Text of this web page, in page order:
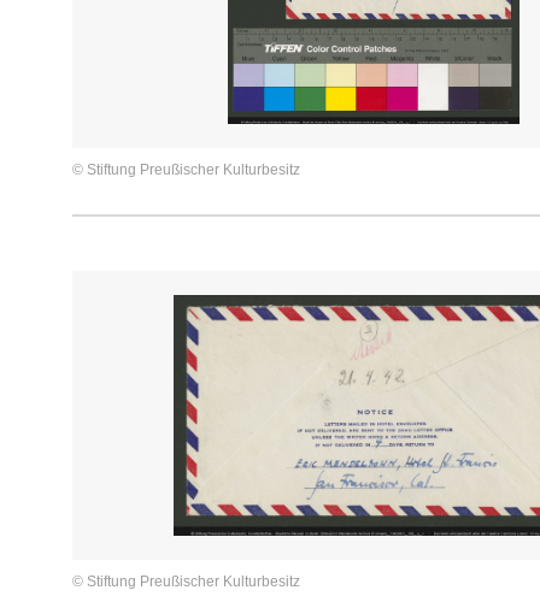
© Stiftung Preußischer Kulturbesitz
© Stiftung Preußischer Kulturbesitz